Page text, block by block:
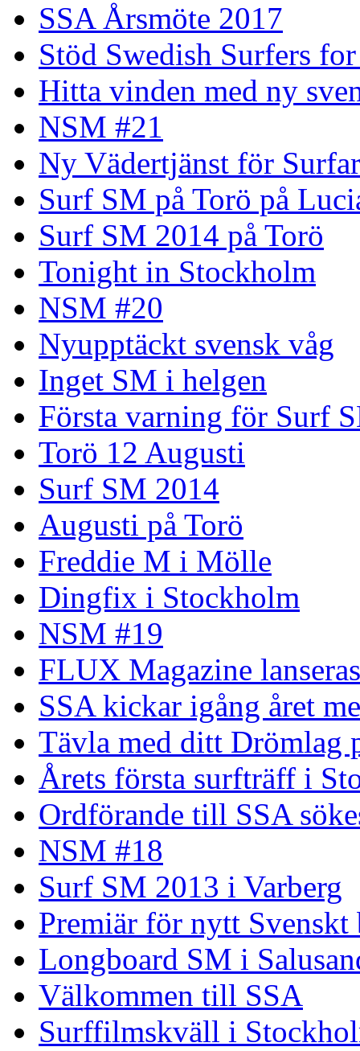
SSA Årsmöte 2017
Stöd Swedish Surfers
Hitta vinden med ny
NSM #21
Ny Vädertjänst för
Surf SM på Torö på
Surf SM 2014 på Torö
Tonight in Stockholm
NSM #20
Nyupptäckt svensk våg
Inget SM i helgen
Första varning för Surf
Torö 12 Augusti
Surf SM 2014
Augusti på Torö
Freddie M i Mölle
Dingfix i Stockholm
NSM #19
FLUX Magazine lanseras
SSA kickar igång året
Tävla med ditt Drömlag
Årets första surfträff i
Ordförande till SSA
NSM #18
Surf SM 2013 i Varberg
Premiär för nytt Svenskt
Longboard SM i
Välkommen till SSA
Surffilmskväll i